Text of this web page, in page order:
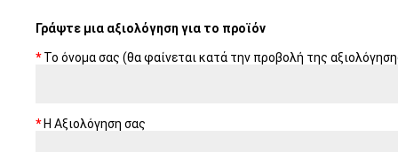
Γράψτε μια αξιολόγηση για το προϊόν
Το όνομα σας (θα φαίνεται κατά την προβολή της
Η Αξιολόγηση σας